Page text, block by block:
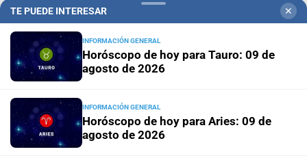
Santa Fe ciudadEsmeralda Este II: la Villa
Suramericana que después de los Juegos será
hogar de 346 familias
TE PUEDE INTERESAR ✕
INFORMACIÓN GENERAL
Horóscopo de hoy para Tauro: 09 de
agosto de 2026
INFORMACIÓN GENERAL
Horóscopo de hoy para Aries: 09 de
agosto de 2026